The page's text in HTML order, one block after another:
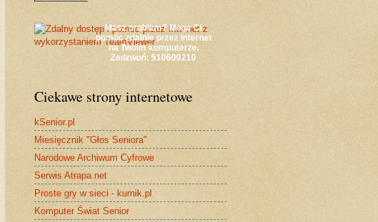
Masz problem? Mogę Ci
pomóc zdalnie przez internet
na Twoim komputerze.
Zadzwoń: 510600210
Ciekawe strony internetowe
kSenior.pl
Miesięcznik "Głos Seniora"
Narodowe Archiwum Cyfrowe
Serwis Atrapa.net
Proste gry w sieci - kurnik.pl
Komputer Świat Senior